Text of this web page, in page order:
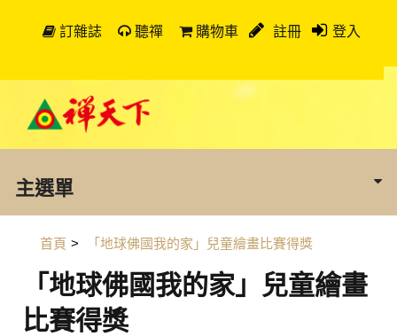
訂雜誌 聽禪 購物車 註冊 登入
主選單
首頁 > 「地球佛國我的家」兒童繪畫比賽得獎
「地球佛國我的家」兒童繪畫
比賽得獎